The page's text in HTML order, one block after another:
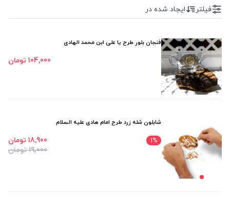
فیلترها
نمایش همه محصولات
فیلتر ایجاد شده در
فنجان بلور طرح یا علی ابن محمد الهادی
104٬000 تومان
شابلون شله زرد طرح امام هادی علیه السلام
1%
19٬000 تومان
18٬900 تومان